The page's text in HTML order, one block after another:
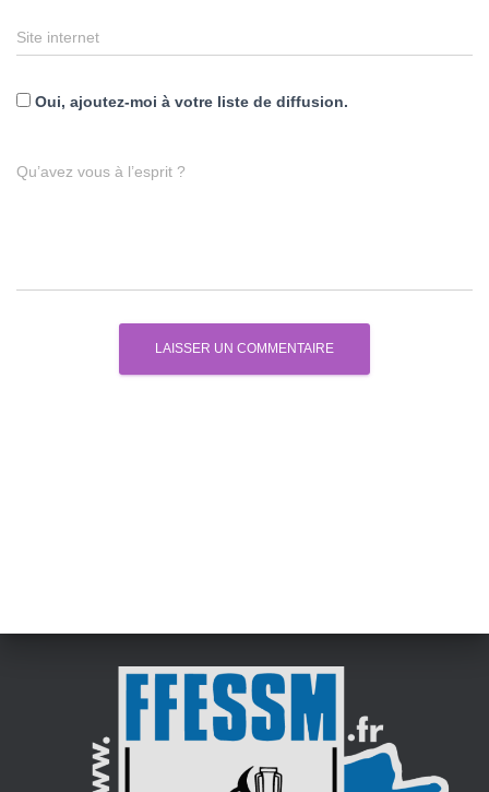
Site internet
Oui, ajoutez-moi à votre liste de diffusion.
Qu’avez vous à l’esprit ?